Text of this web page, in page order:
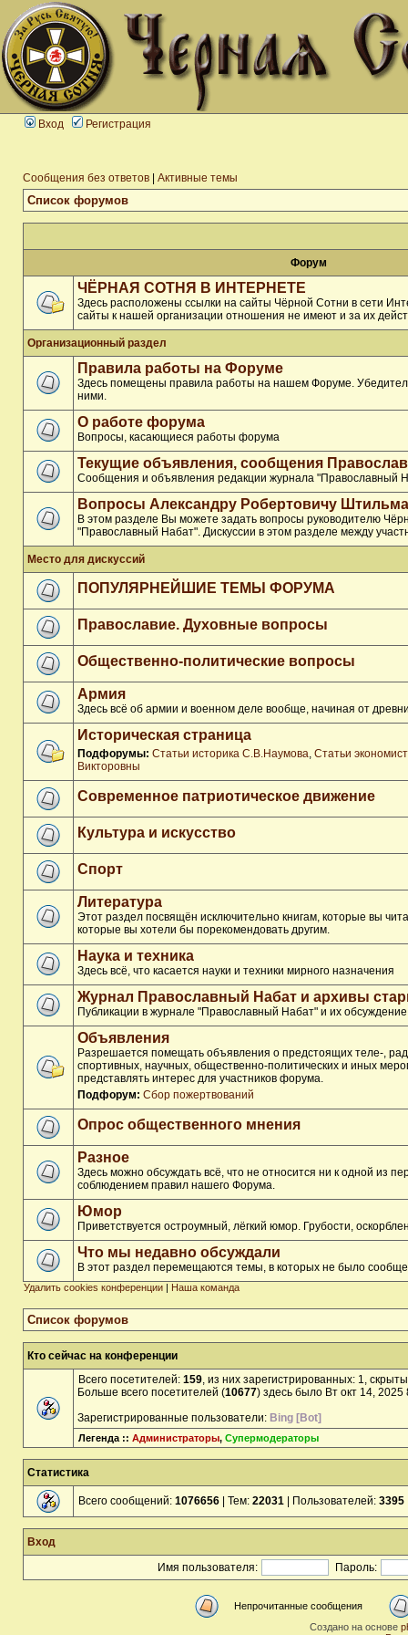
Вход Регистрация
Сообщения без ответов Активные темы
Список форумов
Форум
ЧЁРНАЯ СОТНЯ В ИНТЕРНЕТЕ
Здесь расположены ссылки на сайты Чёрной Сотни в сети
сайты к нашей организации отношения не имеют и за их
Организационный раздел
Правила работы на Форуме
Здесь помещены правила работы на нашем Форуме.
ними.
О работе форума
Вопросы, касающиеся работы форума
Текущие объявления, сообщения
Сообщения и объявления редакции журнала "Православный
Вопросы Александру Робертовичу
В этом разделе Вы можете задать вопросы руководителю
"Православный Набат". Дискуссии в этом разделе между
Место для дискуссий
ПОПУЛЯРНЕЙШИЕ ТЕМЫ ФОРУМА
Православие. Духовные вопросы
Общественно-политические вопросы
Армия
Здесь всё об армии и военном деле вообще, начиная от
Историческая страница
Подфорумы: Статьи историка С.В.Наумова, Статьи
Викторовны
Современное патриотическое движение
Культура и искусство
Спорт
Литература
Этот раздел посвящён исключительно книгам, которые вы
которые вы хотели бы порекомендовать другим.
Наука и техника
Здесь всё, что касается науки и техники мирного назначения
Журнал Православный Набат и архивы
Публикации в журнале "Православный Набат" и их обсуждение
Объявления
Разрешается помещать объявления о предстоящих теле-,
спортивных, научных, общественно-политических и иных
представлять интерес для участников форума.
Подфорум: Сбор пожертвований
Опрос общественного мнения
Разное
Здесь можно обсуждать всё, что не относится ни к одной из
соблюдением правил нашего Форума.
Юмор
Приветствуется остроумный, лёгкий юмор. Грубости,
Что мы недавно обсуждали
В этот раздел перемещаются темы, в которых не было
Удалить cookies конференции | Наша команда
Список форумов
Кто сейчас на конференции
Всего посетителей: 159, из них зарегистрированных: 1,
Больше всего посетителей (10677) здесь было Вт окт 14, 2025
Зарегистрированные пользователи: Bing [Bot]
Легенда :: Администраторы, Супермодераторы
Статистика
Всего сообщений: 1076656 | Тем: 22031 | Пользователей: 3395
Вход
Имя пользователя:
Пароль:
Непрочитанные сообщения
Создано на основе